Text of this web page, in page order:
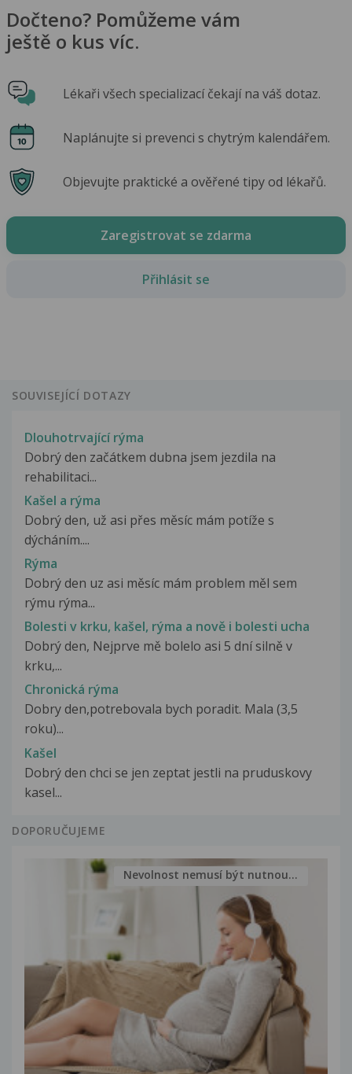
Dočteno? Pomůžeme vám
ještě o kus víc.
Lékaři všech specializací čekají na váš dotaz.
Naplánujte si prevenci s chytrým kalendářem.
Objevujte praktické a ověřené tipy od lékařů.
Zaregistrovat se zdarma
Přihlásit se
SOUVISEJÍCÍ DOTAZY
Dlouhotrvající rýma
Dobrý den začátkem dubna jsem jezdila na
rehabilitaci...
Kašel a rýma
Dobrý den, už asi přes měsíc mám potíže s
dýcháním....
Rýma
Dobrý den uz asi měsíc mám problem měl sem
rýmu rýma...
Bolesti v krku, kašel, rýma a nově i bolesti ucha
Dobrý den, Nejprve mě bolelo asi 5 dní silně v
krku,...
Chronická rýma
Dobry den,potrebovala bych poradit. Mala (3,5
roku)...
Kašel
Dobrý den chci se jen zeptat jestli na pruduskovy
kasel...
DOPORUČUJEME
Nevolnost nemusí být nutnou...